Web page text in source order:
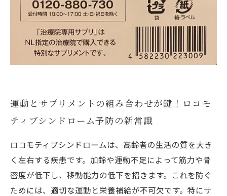
運動とサプリメントの組み合わせが鍵！ロコモ
ティブシンドローム予防の新常識
ロコモティブシンドロームは、高齢者の生活の質を大き
く左右する疾患です。加齢や運動不足によって筋力や骨
密度が低下し、移動能力の低下を招きます。これを防ぐ
ためには、適切な運動と栄養補給が不可欠です。特にサ